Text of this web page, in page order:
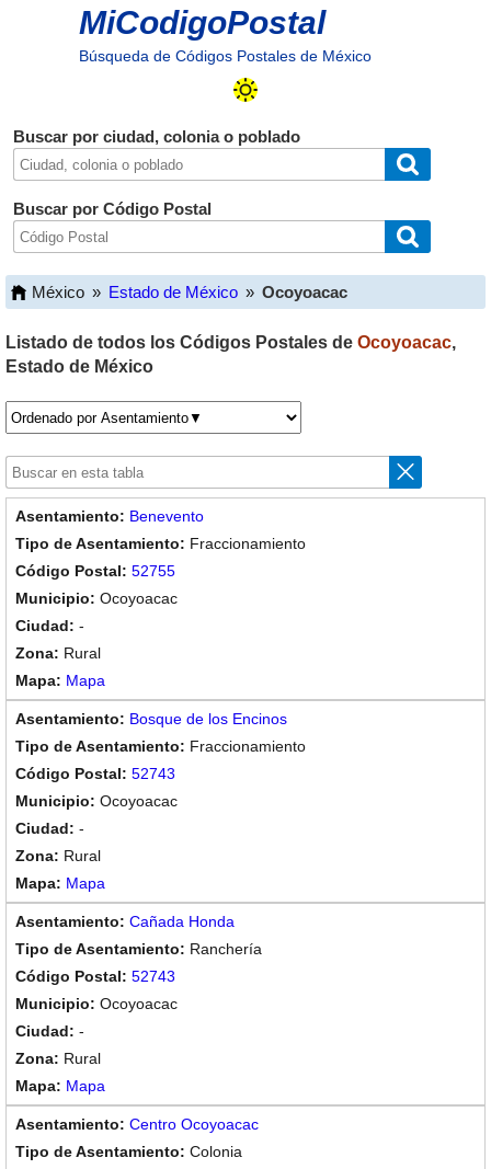
MiCodigoPostal
Búsqueda de Códigos Postales de México
Buscar por ciudad, colonia o poblado
Buscar por Código Postal
México » Estado de México » Ocoyoacac
Listado de todos los Códigos Postales de Ocoyoacac,
Estado de México
Benevento
Fraccionamiento
52755
Ocoyoacac
-
Rural
Mapa
Bosque de los Encinos
Fraccionamiento
52743
Ocoyoacac
-
Rural
Mapa
Cañada Honda
Ranchería
52743
Ocoyoacac
-
Rural
Mapa
Centro Ocoyoacac
Colonia